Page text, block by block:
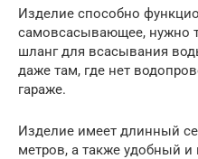
Изделие способно
самовсасывающее, нужно
шланг для всасывания
даже там, где нет
гараже.
Изделие имеет длинный
метров, а также удобный